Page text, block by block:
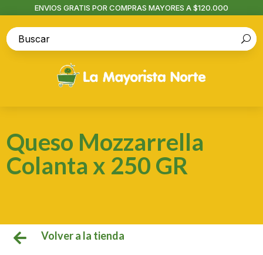
ENVIOS GRATIS POR COMPRAS MAYORES A $120.000
Queso Mozzarrella
Colanta x 250 GR
 Volver a la tienda